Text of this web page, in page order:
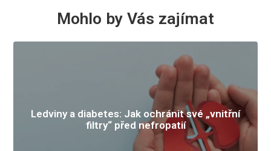
Mohlo by Vás zajímat
Ledviny a diabetes: Jak ochránit své „vnitřní
filtry“ před nefropatií